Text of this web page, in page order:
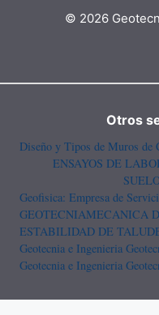
© 2026
Otros
Diseño y Tipos de Muros de
ENSAYOS DE
Geofisica: Empresa de
GEOTECNIAMECANICA
ESTABILIDAD DE
Geotecnia e Ingenieria
Geotecnia e Ingenieria